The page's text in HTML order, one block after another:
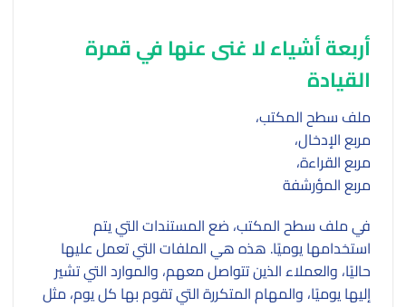
أربعة أشياء لا غنى عنها في قمرة
القيادة
ملف سطح المكتب،
مربع الإدخال،
مربع القراءة،
مربع المؤرشفة
في ملف سطح المكتب، ضع المستندات التي يتم
استخدامها يوميًا. هذه هي الملفات التي تعمل عليها
حاليًا، والعملاء الذين تتواصل معهم، والموارد التي تشير
إليها يوميًا، والمهام المتكررة التي تقوم بها كل يوم، مثل